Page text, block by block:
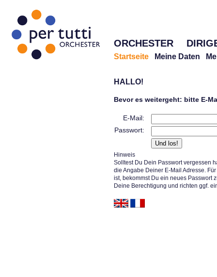
ORCHESTER
Startseite Meine Daten
HALLO!
Bevor es weitergeht: bitte E-
E-Mail:
Passwort:
Hinweis
Solltest Du Dein Passwort vergessen
die Angabe Deiner E-Mail Adresse.
ist, bekommst Du ein neues Passwort
Deine Berechtigung und richten ggf.